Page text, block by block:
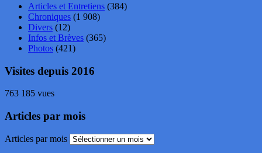
Articles et Entretiens (384)
Chroniques (1 908)
Divers (12)
Infos et Brèves (365)
Photos (421)
Visites depuis 2016
763 185 vues
Articles par mois
Articles par mois